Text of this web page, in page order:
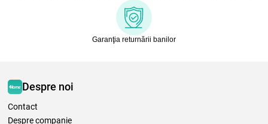
Garanţia returnării banilor
Despre noi
Contact
Despre companie